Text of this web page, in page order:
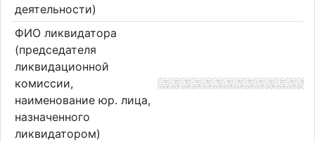
деятельности)
ФИО ликвидатора
(председателя
ликвидационной
комиссии,
наименование юр. лица,
назначенного
ликвидатором)